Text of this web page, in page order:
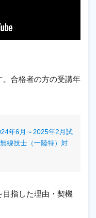
合格者の方の受講年
年6月～2025年2月試
線技士（一陸特）対
目指した理由・契機